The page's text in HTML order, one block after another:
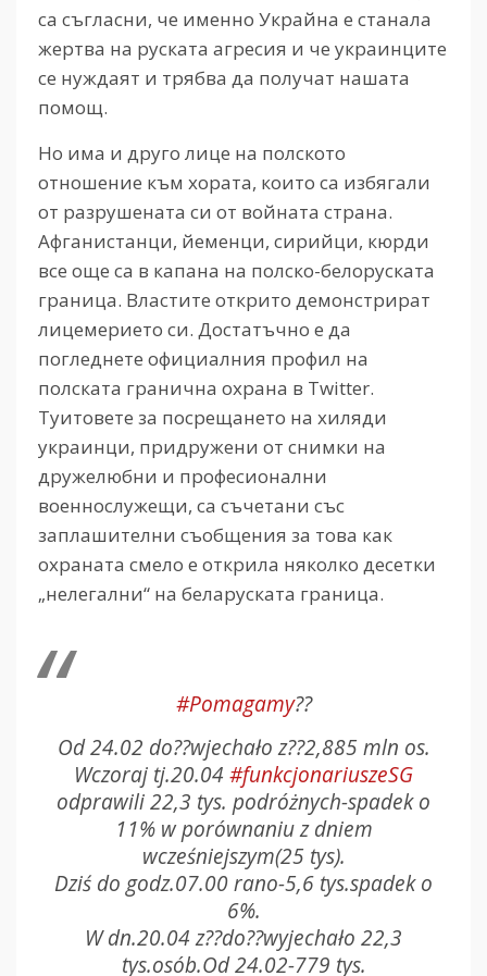
са съгласни, че именно Украйна е станала
жертва на руската агресия и че украинците
се нуждаят и трябва да получат нашата
помощ.
Но има и друго лице на полското
отношение към хората, които са избягали
от разрушената си от войната страна.
Афганистанци, йеменци, сирийци, кюрди
все още са в капана на полско-белоруската
граница. Властите открито демонстрират
лицемерието си. Достатъчно е да
погледнете официалния профил на
полската гранична охрана в Twitter.
Туитовете за посрещането на хиляди
украинци, придружени от снимки на
дружелюбни и професионални
военнослужещи, са съчетани със
заплашителни съобщения за това как
охраната смело е открила няколко десетки
„нелегални“ на беларуската граница.
#Pomagamy??
Od 24.02 do??wjechało z??2,885 mln os.
Wczoraj tj.20.04 #funkcjonariuszeSG
odprawili 22,3 tys. podróżnych-spadek o
11% w porównaniu z dniem
wcześniejszym(25 tys).
Dziś do godz.07.00 rano-5,6 tys.spadek o
6%.
W dn.20.04 z??do??wyjechało 22,3
tys.osób.Od 24.02-779 tys.